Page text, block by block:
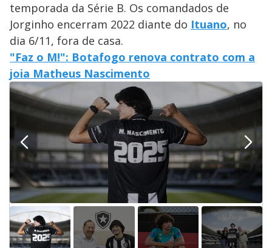
temporada da Série B. Os comandados de
Jorginho encerram 2022 diante do Ituano, no
dia 6/11, fora de casa.
"Faz o M!": Botafogo renova contrato com a
joia Matheus Nascimento